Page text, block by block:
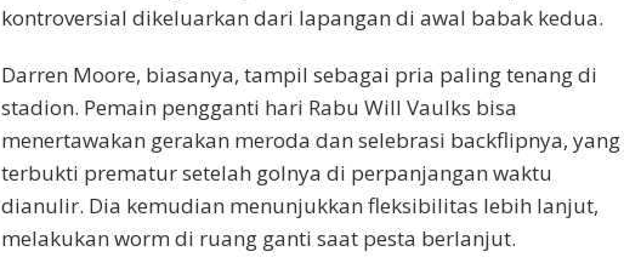
kontroversial dikeluarkan dari lapangan di awal babak kedua.
Darren Moore, biasanya, tampil sebagai pria paling tenang di
stadion. Pemain pengganti hari Rabu Will Vaulks bisa
menertawakan gerakan meroda dan selebrasi backflipnya, yang
terbukti prematur setelah golnya di perpanjangan waktu
dianulir. Dia kemudian menunjukkan fleksibilitas lebih lanjut,
melakukan worm di ruang ganti saat pesta berlanjut.